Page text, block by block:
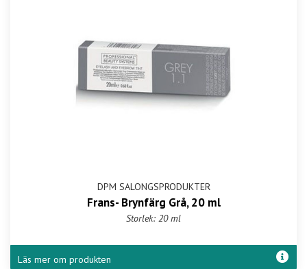
DPM SALONGSPRODUKTER
Frans- Brynfärg Grå, 20 ml
Storlek: 20 ml
Läs mer om produkten